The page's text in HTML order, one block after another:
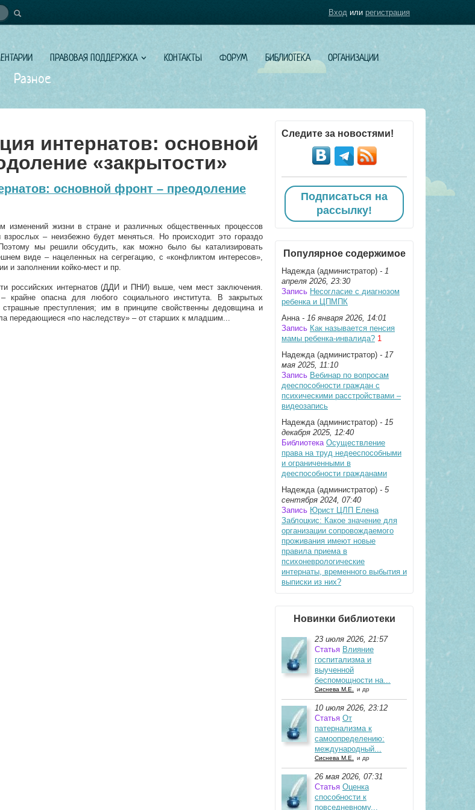
ПРАВОВАЯ ПОДДЕРЖКА КОНТАКТЫ ФОРУМ БИБЛИОТЕКА ОРГАНИЗАЦИИ
Разное
Вход или регистрация
интернатов: основной
«закрытости»
основной фронт – преодоление
жизни в стране и различных общественных процессов
взрослых – неизбежно будет меняться. Но происходит это гораздо
мы решили обсудить, как можно было бы катализировать
виде – нацеленных на сегрегацию, с «конфликтом интересов»,
и заполнении койко-мест и пр.
российских интернатов (ДДИ и ПНИ) выше, чем мест заключения.
крайне опасна для любого социального института. В закрытых
преступления; им в принципе свойственны дедовщина и
передающиеся «по наследству» – от старших к младшим...
Следите за новостями!
Подписаться на
рассылку!
Популярное содержимое
Надежда (администратор) - 1
апреля 2026, 23:30
Запись Несогласие с диагнозом
ребенка и ЦПМПК
Анна - 16 января 2026, 14:01
Запись Как называется пенсия
мамы ребенка-инвалида? 1
Надежда (администратор) - 17
мая 2025, 11:10
Запись Вебинар по вопросам
дееспособности граждан с
психическими расстройствами –
видеозапись
Надежда (администратор) - 15
декабря 2025, 12:40
Библиотека Осуществление
права на труд недееспособными
и ограниченными в
дееспособности гражданами
Надежда (администратор) - 5
сентября 2024, 07:40
Запись Юрист ЦЛП Елена
Заблоцкис: Какое значение для
организации сопровождаемого
проживания имеют новые
правила приема в
психоневрологические
интернаты, временного выбытия и
выписки из них?
Новинки библиотеки
23 июля 2026, 21:57
Статья Влияние
госпитализма и
выученной
беспомощности на...
Сиснева М.Е. и др
10 июля 2026, 23:12
Статья От
патернализма к
самоопределению:
международный...
Сиснева М.Е. и др
26 мая 2026, 07:31
Статья Оценка
способности к
повседневному...